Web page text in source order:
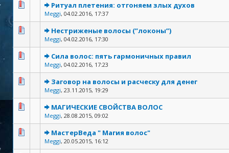
Ритуал плетения: отгоняем злых духов
Meggi, 04.02.2016, 17:37
Нестриженые волосы (”локоны”)
Meggi, 04.02.2016, 17:30
Сила волос: пять гармоничных правил
Meggi, 04.02.2016, 17:23
Заговор на волосы и расческу для денег
Meggi, 23.11.2015, 19:29
МАГИЧЕСКИЕ СВОЙСТВА ВОЛОС
Meggi, 28.08.2015, 09:02
МастерВеда " Магия волос"
Meggi, 20.05.2015, 16:12